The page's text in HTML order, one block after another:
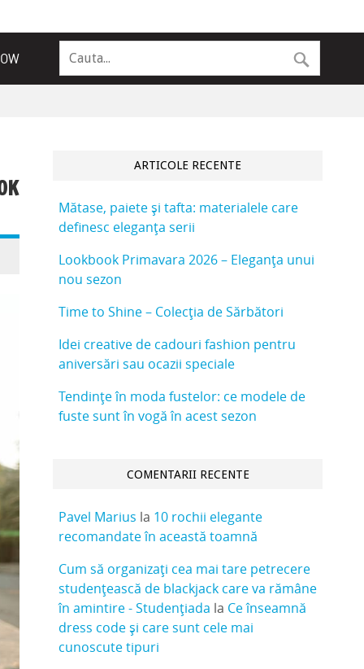
ARTICOLE RECENTE
Mătase, paiete și tafta: materialele care
definesc eleganța serii
Lookbook Primavara 2026 – Eleganța unui
nou sezon
Time to Shine – Colecția de Sărbători
Idei creative de cadouri fashion pentru
aniversări sau ocazii speciale
Tendințe în moda fustelor: ce modele de
fuste sunt în vogă în acest sezon
COMENTARII RECENTE
Pavel Marius la 10 rochii elegante
recomandate în această toamnă
Cum să organizați cea mai tare petrecere
studențească de blackjack care va rămâne
în amintire - Studențiada la Ce înseamnă
dress code și care sunt cele mai
cunoscute tipuri